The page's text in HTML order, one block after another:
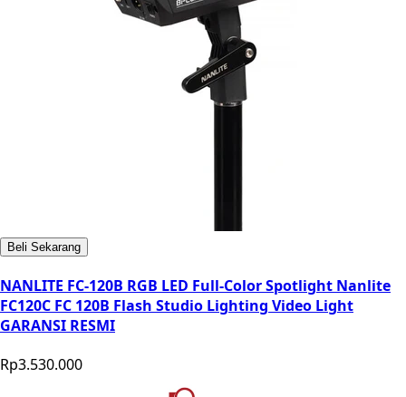
Beli Sekarang
NANLITE FC-120B RGB LED Full-Color Spotlight Nanlite
FC120C FC 120B Flash Studio Lighting Video Light
GARANSI RESMI
Rp3.530.000